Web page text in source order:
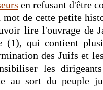
en refusant d'être
de cette petite
lire l'ouvrage de
(1), qui contient
des Juifs et
les
au sort du peuple